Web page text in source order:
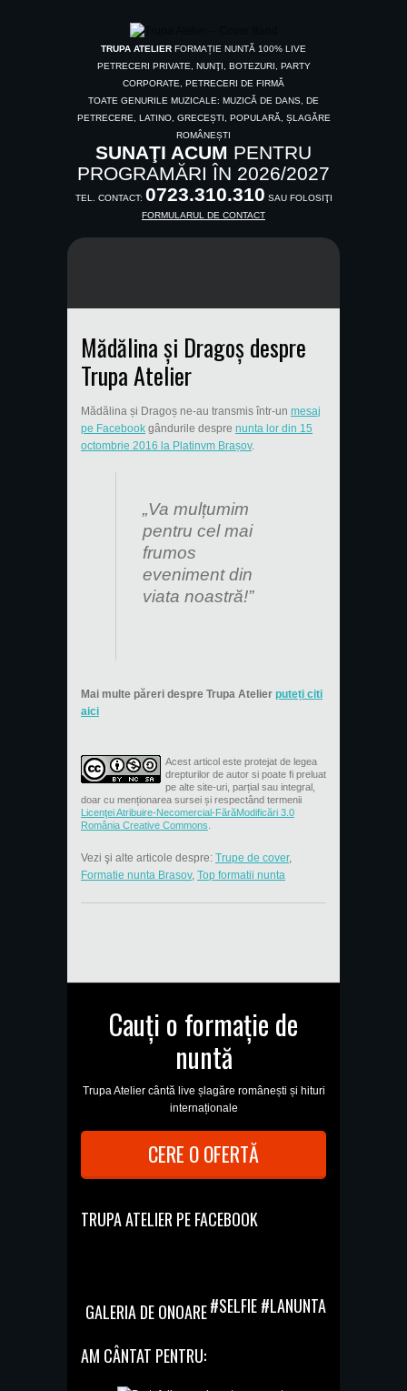
TRUPA ATELIER FORMAȚIE NUNTĂ 100% LIVE
PETRECERI PRIVATE, NUNŢI, BOTEZURI, PARTY
CORPORATE, PETRECERI DE FIRMĂ
TOATE GENURILE MUZICALE: MUZICĂ DE DANS, DE
PETRECERE, LATINO, GRECEȘTI, POPULARĂ, ȘLAGĂRE
ROMÂNEȘTI
SUNAŢI ACUM PENTRU
PROGRAMĂRI ÎN 2026/2027
TEL. CONTACT: 0723.310.310 SAU FOLOSIŢI
FORMULARUL DE CONTACT
Mădălina și Dragoș despre
Trupa Atelier
Mădălina și Dragoș ne-au transmis într-un mesaj
pe Facebook gândurile despre nunta lor din 15
octombrie 2016 la Platinvm Brașov.
„Va mulțumim
pentru cel mai
frumos
eveniment din
viata noastră!”
Mai multe păreri despre Trupa Atelier puteți citi
aici
Acest articol este protejat de legea
drepturilor de autor si poate fi preluat
pe alte site-uri, parțial sau integral,
doar cu menționarea sursei și respectând termenii
Licenţei Atribuire-Necomercial-FărăModificări 3.0
România Creative Commons
Vezi şi alte articole despre: Trupe de cover,
Formatie nunta Brasov, Top formatii nunta
Cauți o formație de
nuntă
Trupa Atelier cântă live șlagăre românești și hituri
internaționale
CERE O OFERTĂ
TRUPA ATELIER PE FACEBOOK
GALERIA DE ONOARE#SELFIE #LANUNTA
AM CÂNTAT PENTRU: